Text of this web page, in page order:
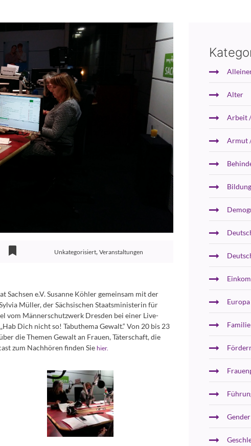
Unkategorisiert, Veranstaltungen
e.V. Susanne Köhler gemeinsam mit der
Müller, der Sächsischen Staatsministerin für
vom Männerschutzwerk Dresden bei einer Live-
Dich nicht so! Tabuthema Gewalt.“ Von 20 bis 23
die Themen Gewalt an Frauen, Täterschaft, die
zum Nachhören finden Sie hier.
Alter
Arbeit
Armut
Bildung
Europa
Familie